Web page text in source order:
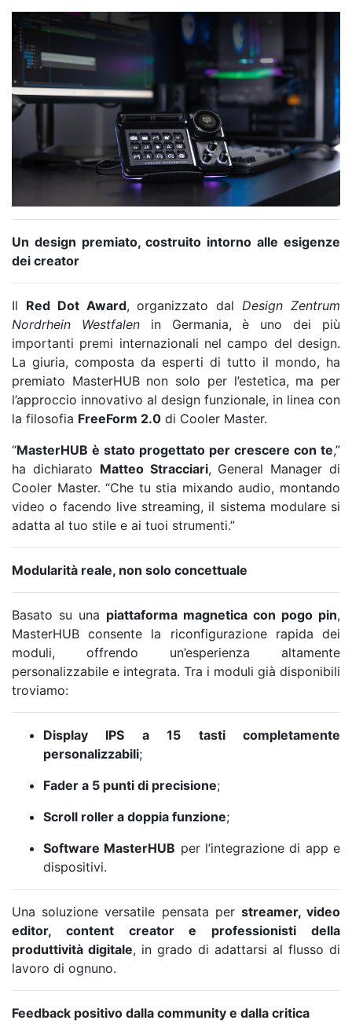
Un design premiato, costruito intorno alle esigenze
dei creator
Il Red Dot Award, organizzato dal Design Zentrum
Nordrhein Westfalenin Germania, è uno dei più
importanti premi internazionali nel campo del design.
La giuria, composta da esperti di tutto il mondo, ha
premiato MasterHUB non solo per l’estetica, ma per
l’approccio innovativo al design funzionale, in linea con
la filosofia FreeForm 2.0 di Cooler Master.
“MasterHUB è stato progettato per crescere con te,”
ha dichiarato Matteo Stracciari, General Manager di
Cooler Master. “Che tu stia mixando audio, montando
video o facendo live streaming, il sistema modulare si
adatta al tuo stile e ai tuoi strumenti.”
Modularità reale, non solo concettuale
Basato su una piattaforma magnetica con pogo pin,
MasterHUB consente la riconfigurazione rapida dei
moduli, offrendo un’esperienza altamente
personalizzabile e integrata. Tra i moduli già disponibili
troviamo:
Display IPS a 15 tasti completamente
personalizzabili;
Fader a 5 punti di precisione;
Scroll roller a doppia funzione;
Software MasterHUB per l’integrazione di app e
dispositivi.
Una soluzione versatile pensata per streamer, video
editor, content creator e professionisti della
produttività digitale, in grado di adattarsi al flusso di
lavoro di ognuno.
Feedback positivo dalla community e dalla critica